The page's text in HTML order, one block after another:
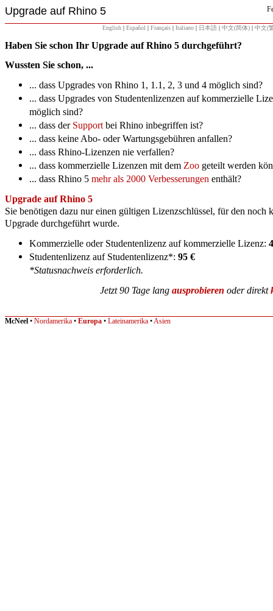
Upgrade auf Rhino 5
English | Español | Français | Italiano | 日本語 | 中文(简体) | 中文(
Haben Sie schon Ihr Upgrade auf Rhino 5 durchgeführt?
Wussten Sie schon, ...
... dass Upgrades von Rhino 1, 1.1, 2, 3 und 4 möglich sind?
... dass Upgrades von Studentenlizenzen auf kommerzielle
möglich sind?
... dass der Supportbei Rhino inbegriffen ist?
... dass keine Abo- oder Wartungsgebühren anfallen?
... dass Rhino-Lizenzen nie verfallen?
... dass kommerzielle Lizenzen mit dem Zoo geteilt werden
... dass Rhino 5 mehr als 2000 Verbesserungen enthält?
Upgrade auf Rhino 5
Sie benötigen dazu nur einen gültigen Lizenzschlüssel, für den noch
Upgrade durchgeführt wurde.
Kommerzielle oder Studentenlizenz auf kommerzielle Lizenz:
Studentenlizenz auf Studentenlizenz*: 95 €
*Statusnachweis erforderlich.
Jetzt 90 Tage lang ausprobieren oder direkt
McNeel • Nordamerika • Europa • Lateinamerika •Asien